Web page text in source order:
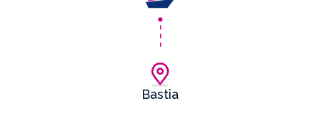
Bastia